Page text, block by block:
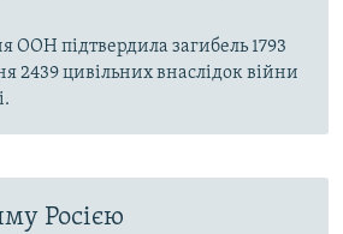
ООН підтвердила загибель 1793
2439 цивільних внаслідок війни
Росією